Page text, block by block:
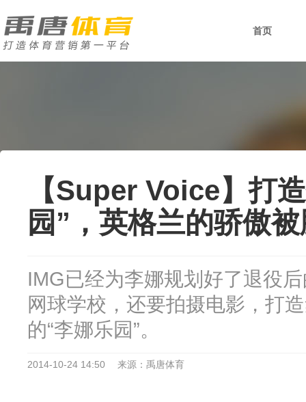
首页
【Super Voice】打
园”，英格兰的骄傲
IMG已经为李娜规划好了退役
网球学校，还要拍摄电影，打
的“李娜乐园”。
2014-10-24 14:50 来源：禹唐体育